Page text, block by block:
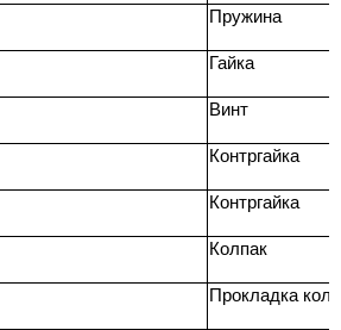
Пружина
Гайка
Винт
Контргайка
Контргайка
Колпак
Прокладка